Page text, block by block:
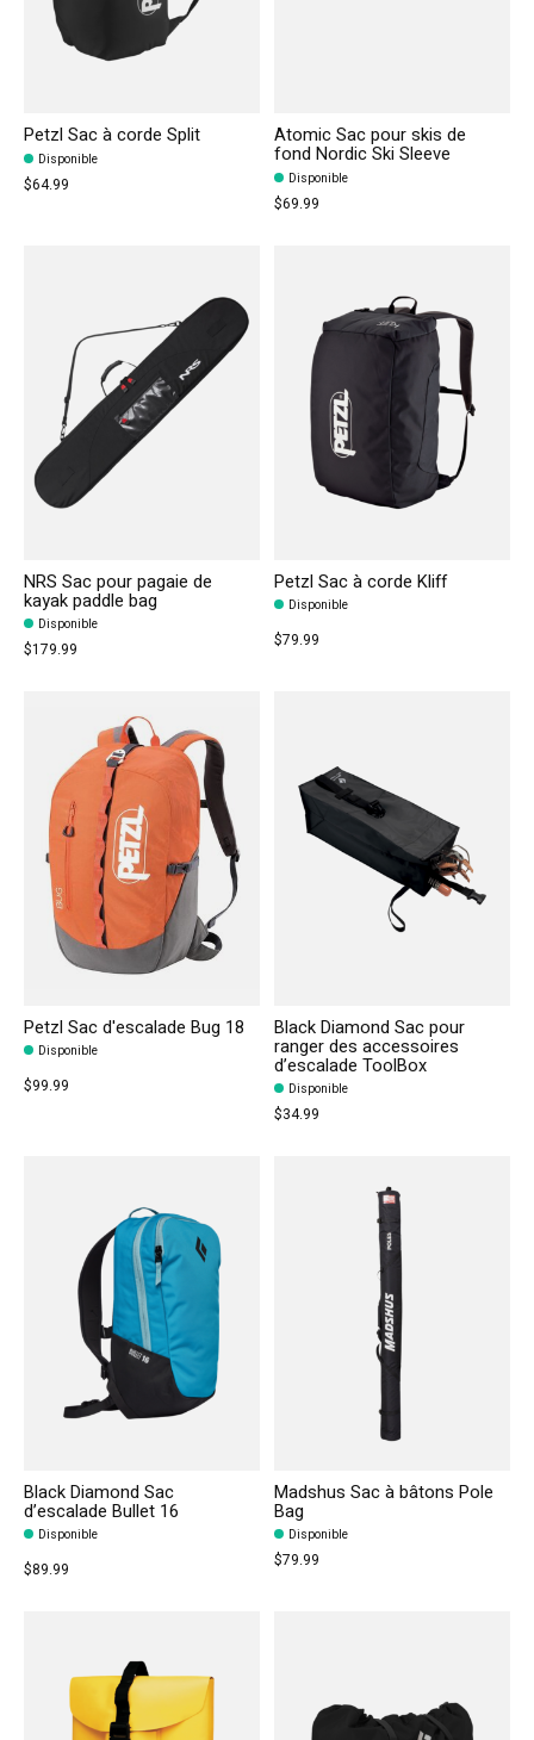
Petzl Sac à corde Split
Disponible
$64.99
Atomic Sac pour skis de
fond Nordic Ski Sleeve
Disponible
$69.99
NRS Sac pour pagaie de
kayak paddle bag
Disponible
$179.99
Petzl Sac à corde Kliff
Disponible
$79.99
Petzl Sac d'escalade Bug 18
Disponible
$99.99
Black Diamond Sac pour
ranger des accessoires
d’escalade ToolBox
Disponible
$34.99
Black Diamond Sac
d’escalade Bullet 16
Disponible
$89.99
Madshus Sac à bâtons Pole
Bag
Disponible
$79.99